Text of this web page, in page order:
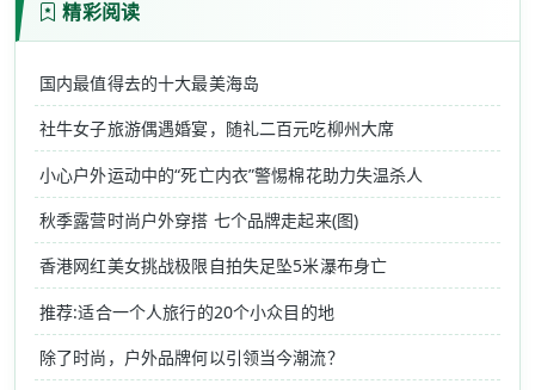
精彩阅读
国内最值得去的十大最美海岛
社牛女子旅游偶遇婚宴，随礼二百元吃柳州大席
小心户外运动中的“死亡内衣”警惕棉花助力失温杀人
秋季露营时尚户外穿搭 七个品牌走起来(图)
香港网红美女挑战极限自拍失足坠5米瀑布身亡
推荐:适合一个人旅行的20个小众目的地
除了时尚，户外品牌何以引领当今潮流？